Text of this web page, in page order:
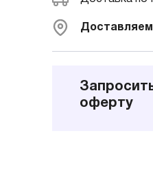
Доставляем
оферту